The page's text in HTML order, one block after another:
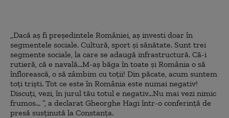
„Dacă aș fi președintele României, aș investi doar în
segmentele sociale. Cultură, sport și sănătate. Sunt trei
segmente sociale, la care se adaugă infrastructură. Că-i
rutieră, că e navală...M-aș băga în toate și România o să
înflorească, o să zâmbim cu toții! Din păcate, acum suntem
toți triști. Tot ce este în România este numai negativ!
Discuți, vezi, în jurul tău totul e negativ...Nu mai vezi nimic
frumos... ”, a declarat Gheorghe Hagi într-o conferință de
presă susținută la Constanța.